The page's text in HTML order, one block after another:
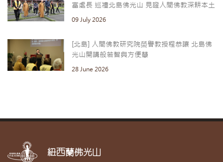
富處長 巡禮北島佛光山 見證人間佛教深耕本土
09 July 2026
[北島] 人間佛教研究院榮譽教授程恭讓 北島佛
光山開講般若智與方便慧
28 June 2026
紐西蘭佛光山